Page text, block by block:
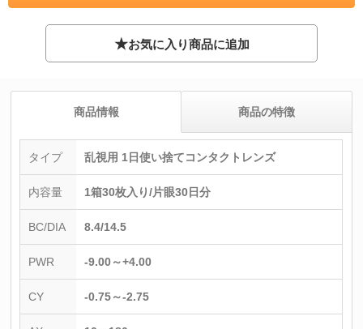
★お気に入り商品に追加
商品情報
タイプ 乱視用 1日使い捨てコンタクトレンズ
内容量 1箱30枚入り/片眼30日分
BC/DIA 8.4/14.5
PWR -9.00～+4.00
CY -0.75～-2.75
商品の特徴